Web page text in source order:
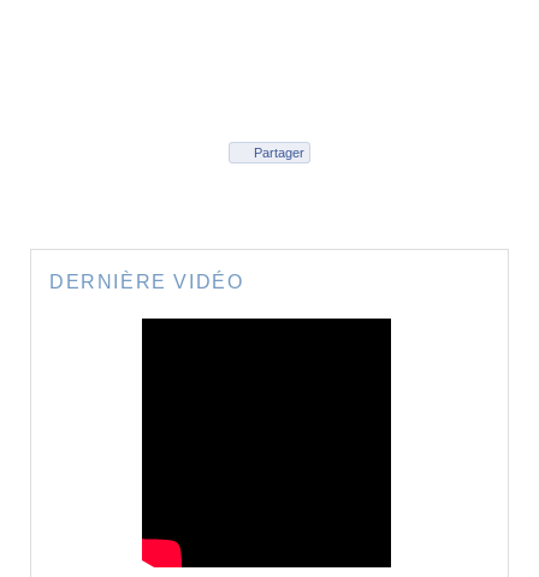
Partager
DERNIÈRE VIDÉO